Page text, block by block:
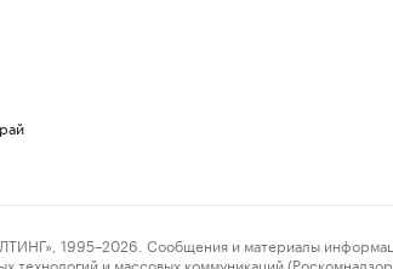
1995–2026. Сообщения и материалы
технологий и массовых коммуникаций